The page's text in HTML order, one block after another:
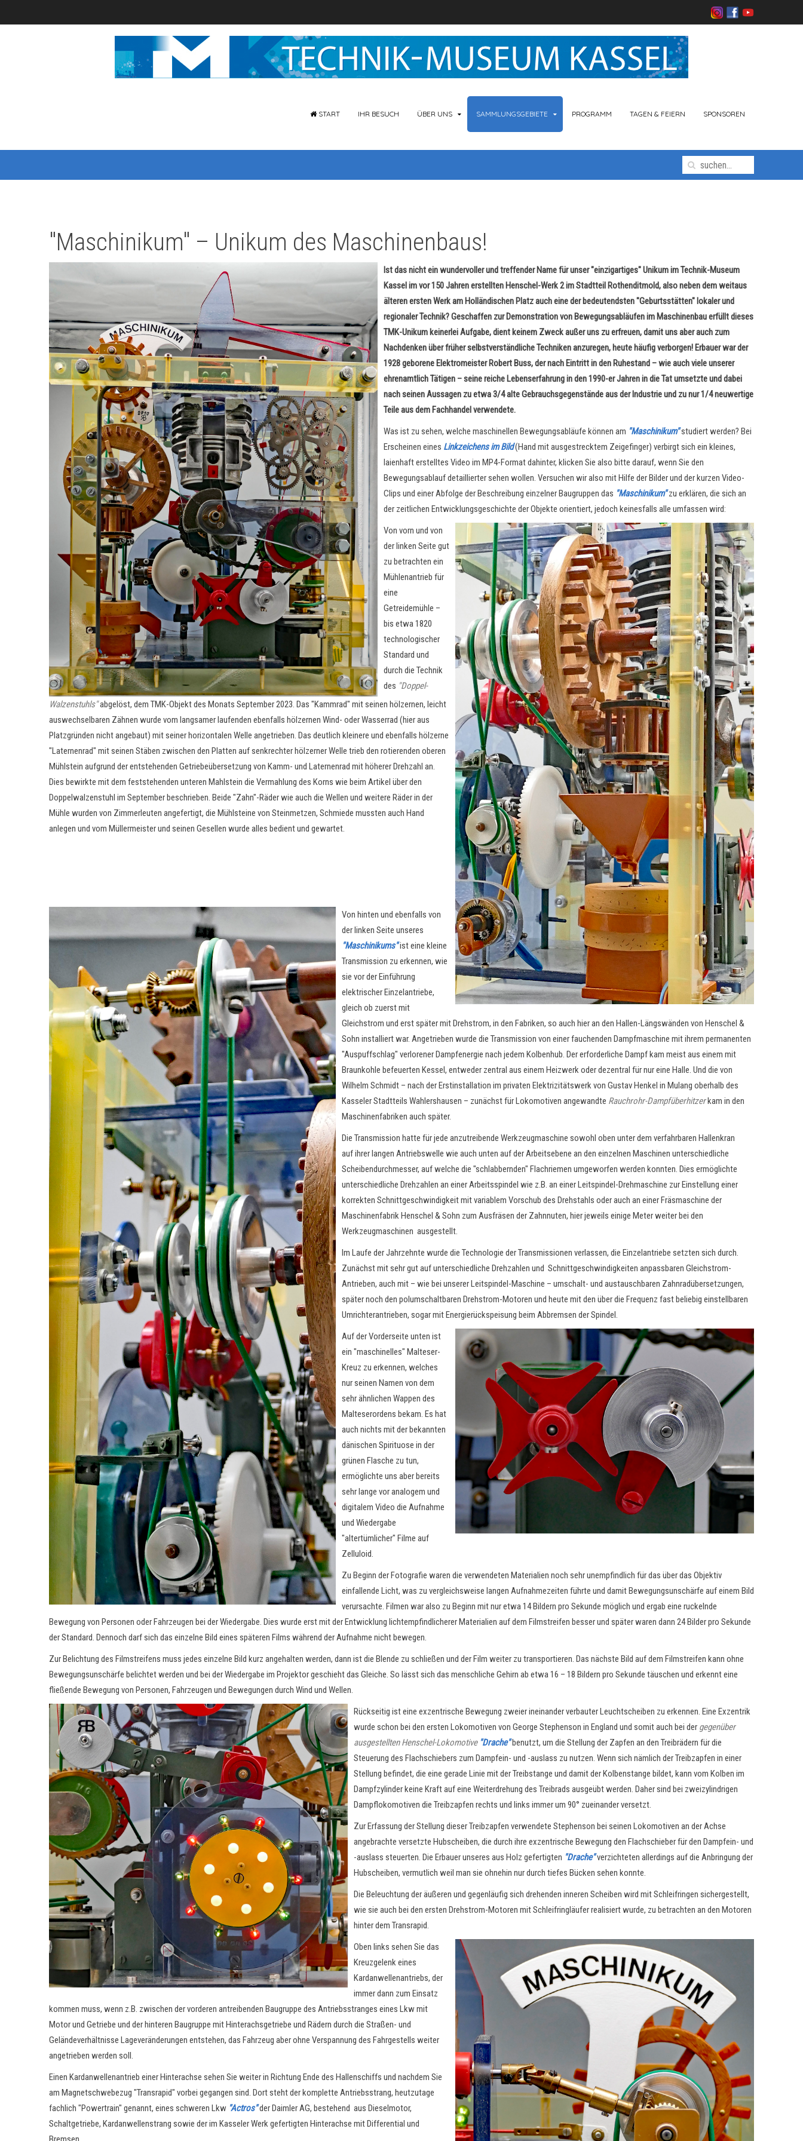
START IHR BESUCH ÜBER UNS SAMMLUNGSGEBIETE PROGRAMM TAGEN & FEIERN SPONSOREN
"Maschinikum" – Unikum des Maschinenbaus!
Ist das nicht ein wundervoller und treffender Name für unser "einzigartiges" Unikum im Technik-Museum
Kassel im vor 150 Jahren erstellten Henschel-Werk 2 im Stadtteil Rothenditmold, also neben dem weitaus
älteren ersten Werk am Holländischen Platz auch eine der bedeutendsten "Geburtsstätten" lokaler und
regionaler Technik? Geschaffen zur Demonstration von Bewegungsabläufen im Maschinenbau erfüllt dieses
TMK-Unikum keinerlei Aufgabe, dient keinem Zweck außer uns zu erfreuen, damit uns aber auch zum
Nachdenken über früher selbstverständliche Techniken anzuregen, heute häufig verborgen! Erbauer war der
1928 geborene Elektromeister Robert Buss, der nach Eintritt in den Ruhestand – wie auch viele unserer
ehrenamtlich Tätigen – seine reiche Lebenserfahrung in den 1990-er Jahren in die Tat umsetzte und dabei
nach seinen Aussagen zu etwa 3/4 alte Gebrauchsgegenstände aus der Industrie und zu nur 1/4 neuwertige
Teile aus dem Fachhandel verwendete.
Was ist zu sehen, welche maschinellen Bewegungsabläufe können am "Maschinikum"studiert werden? Bei
Erscheinen eines Linkzeichens im Bild(Hand mit ausgestrecktem Zeigefinger) verbirgt sich ein kleines,
laienhaft erstelltes Video im MP4-Format dahinter, klicken Sie also bitte darauf, wenn Sie den
Bewegungsablauf detaillierter sehen wollen. Versuchen wir also mit Hilfe der Bilder und der kurzen Video-
Clips und einer Abfolge der Beschreibung einzelner Baugruppen das "Maschinikum"zu erklären, die sich an
der zeitlichen Entwicklungsgeschichte der Objekte orientiert, jedoch keinesfalls alle umfassen wird:
Von vorn und von
der linken Seite gut
zu betrachten ein
Mühlenantrieb für
eine
Getreidemühle –
bis etwa 1820
technologischer
Standard und
durch die Technik
des "Doppel-
Walzenstuhls"abgelöst, dem TMK-Objekt des Monats September 2023. Das "Kammrad" mit seinen hölzernen, leicht
auswechselbaren Zähnen wurde vom langsamer laufenden ebenfalls hölzernen Wind- oder Wasserrad (hier aus
Platzgründen nicht angebaut) mit seiner horizontalen Welle angetrieben. Das deutlich kleinere und ebenfalls hölzerne
"Laternenrad" mit seinen Stäben zwischen den Platten auf senkrechter hölzerner Welle trieb den rotierenden oberen
Mühlstein aufgrund der entstehenden Getriebeübersetzung von Kamm- und Laternenrad mit höherer Drehzahl an.
Dies bewirkte mit dem feststehenden unteren Mahlstein die Vermahlung des Korns wie beim Artikel über den
Doppelwalzenstuhl im September beschrieben. Beide "Zahn"-Räder wie auch die Wellen und weitere Räder in der
Mühle wurden von Zimmerleuten angefertigt, die Mühlsteine von Steinmetzen, Schmiede mussten auch Hand
anlegen und vom Müllermeister und seinen Gesellen wurde alles bedient und gewartet.
Von hinten und ebenfalls von
der linken Seite unseres
"Maschinikums"ist eine kleine
Transmission zu erkennen, wie
sie vor der Einführung
elektrischer Einzelantriebe,
gleich ob zuerst mit
Gleichstrom und erst später mit Drehstrom, in den Fabriken, so auch hier an den Hallen-Längswänden von Henschel &
Sohn installiert war. Angetrieben wurde die Transmission von einer fauchenden Dampfmaschine mit ihrem permanenten
"Auspuffschlag" verlorener Dampfenergie nach jedem Kolbenhub. Der erforderliche Dampf kam meist aus einem mit
Braunkohle befeuerten Kessel, entweder zentral aus einem Heizwerk oder dezentral für nur eine Halle. Und die von
Wilhelm Schmidt – nach der Erstinstallation im privaten Elektrizitätswerk von Gustav Henkel in Mulang oberhalb des
Kasseler Stadtteils Wahlershausen – zunächst für Lokomotiven angewandte Rauchrohr-Dampfüberhitzerkam in den
Maschinenfabriken auch später.
Die Transmission hatte für jede anzutreibende Werkzeugmaschine sowohl oben unter dem verfahrbaren Hallenkran
auf ihrer langen Antriebswelle wie auch unten auf der Arbeitsebene an den einzelnen Maschinen unterschiedliche
Scheibendurchmesser, auf welche die "schlabbernden" Flachriemen umgeworfen werden konnten. Dies ermöglichte
unterschiedliche Drehzahlen an einer Arbeitsspindel wie z.B. an einer Leitspindel-Drehmaschine zur Einstellung einer
korrekten Schnittgeschwindigkeit mit variablem Vorschub des Drehstahls oder auch an einer Fräsmaschine der
Maschinenfabrik Henschel & Sohn zum Ausfräsen der Zahnnuten, hier jeweils einige Meter weiter bei den
Werkzeugmaschinen ausgestellt.
Im Laufe der Jahrzehnte wurde die Technologie der Transmissionen verlassen, die Einzelantriebe setzten sich durch.
Zunächst mit sehr gut auf unterschiedliche Drehzahlen und Schnittgeschwindigkeiten anpassbaren Gleichstrom-
Antrieben, auch mit – wie bei unserer Leitspindel-Maschine – umschalt- und austauschbaren Zahnradübersetzungen,
später noch den polumschaltbaren Drehstrom-Motoren und heute mit den über die Frequenz fast beliebig einstellbaren
Umrichterantrieben, sogar mit Energierückspeisung beim Abbremsen der Spindel.
Auf der Vorderseite unten ist
ein "maschinelles" Malteser-
Kreuz zu erkennen, welches
nur seinen Namen von dem
sehr ähnlichen Wappen des
Malteserordens bekam. Es hat
auch nichts mit der bekannten
dänischen Spirituose in der
grünen Flasche zu tun,
ermöglichte uns aber bereits
sehr lange vor analogem und
digitalem Video die Aufnahme
und Wiedergabe
"altertümlicher" Filme auf
Zelluloid.
Zu Beginn der Fotografie waren die verwendeten Materialien noch sehr unempfindlich für das über das Objektiv
einfallende Licht, was zu vergleichsweise langen Aufnahmezeiten führte und damit Bewegungsunschärfe auf einem Bild
verursachte. Filmen war also zu Beginn mit nur etwa 14 Bildern pro Sekunde möglich und ergab eine ruckelnde
Bewegung von Personen oder Fahrzeugen bei der Wiedergabe. Dies wurde erst mit der Entwicklung lichtempfindlicherer Materialien auf dem Filmstreifen besser und später waren dann 24 Bilder pro Sekunde
der Standard. Dennoch darf sich das einzelne Bild eines späteren Films während der Aufnahme nicht bewegen.
Zur Belichtung des Filmstreifens muss jedes einzelne Bild kurz angehalten werden, dann ist die Blende zu schließen und der Film weiter zu transportieren. Das nächste Bild auf dem Filmstreifen kann ohne
Bewegungsunschärfe belichtet werden und bei der Wiedergabe im Projektor geschieht das Gleiche. So lässt sich das menschliche Gehirn ab etwa 16 – 18 Bildern pro Sekunde täuschen und erkennt eine
fließende Bewegung von Personen, Fahrzeugen und Bewegungen durch Wind und Wellen.
Rückseitig ist eine exzentrische Bewegung zweier ineinander verbauter Leuchtscheiben zu erkennen. Eine Exzentrik
wurde schon bei den ersten Lokomotiven von George Stephenson in England und somit auch bei der gegenüber
ausgestellten Henschel-Lokomotive "Drache"benutzt, um die Stellung der Zapfen an den Treibrädern für die
Steuerung des Flachschiebers zum Dampfein- und -auslass zu nutzen. Wenn sich nämlich der Treibzapfen in einer
Stellung befindet, die eine gerade Linie mit der Treibstange und damit der Kolbenstange bildet, kann vom Kolben im
Dampfzylinder keine Kraft auf eine Weiterdrehung des Treibrads ausgeübt werden. Daher sind bei zweizylindrigen
Dampflokomotiven die Treibzapfen rechts und links immer um 90° zueinander versetzt.
Zur Erfassung der Stellung dieser Treibzapfen verwendete Stephenson bei seinen Lokomotiven an der Achse
angebrachte versetzte Hubscheiben, die durch ihre exzentrische Bewegung den Flachschieber für den Dampfein- und
-auslass steuerten. Die Erbauer unseres aus Holz gefertigten "Drache"verzichteten allerdings auf die Anbringung der
Hubscheiben, vermutlich weil man sie ohnehin nur durch tiefes Bücken sehen konnte.
Die Beleuchtung der äußeren und gegenläufig sich drehenden inneren Scheiben wird mit Schleifringen sichergestellt,
wie sie auch bei den ersten Drehstrom-Motoren mit Schleifringläufer realisiert wurde, zu betrachten an den Motoren
hinter dem Transrapid.
Oben links sehen Sie das
Kreuzgelenk eines
Kardanwellenantriebs, der
immer dann zum Einsatz
kommen muss, wenn z.B. zwischen der vorderen antreibenden Baugruppe des Antriebsstranges eines Lkw mit
Motor und Getriebe und der hinteren Baugruppe mit Hinterachsgetriebe und Rädern durch die Straßen- und
Geländeverhältnisse Lageveränderungen entstehen, das Fahrzeug aber ohne Verspannung des Fahrgestells weiter
angetrieben werden soll.
Einen Kardanwellenantrieb einer Hinterachse sehen Sie weiter in Richtung Ende des Hallenschiffs und nachdem Sie
am Magnetschwebezug "Transrapid" vorbei gegangen sind. Dort steht der komplette Antriebsstrang, heutzutage
fachlich "Powertrain" genannt, eines schweren Lkw "Actros"der Daimler AG, bestehend aus Dieselmotor,
Schaltgetriebe, Kardanwellenstrang sowie der im Kasseler Werk gefertigten Hinterachse mit Differential und